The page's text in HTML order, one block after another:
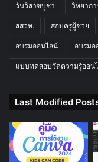
วันวิสาขบูชา วิทยาก
สสวท. สอบครูผู้ช่วย
อบรมออนไลน์ อบรมอ
แบบทดสอบวัดความรู้ออน
Last Modified